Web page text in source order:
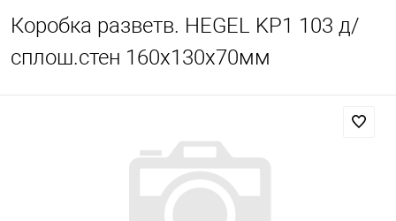
Коробка разветв. HEGEL KP1 103 д/
сплош.стен 160х130х70мм